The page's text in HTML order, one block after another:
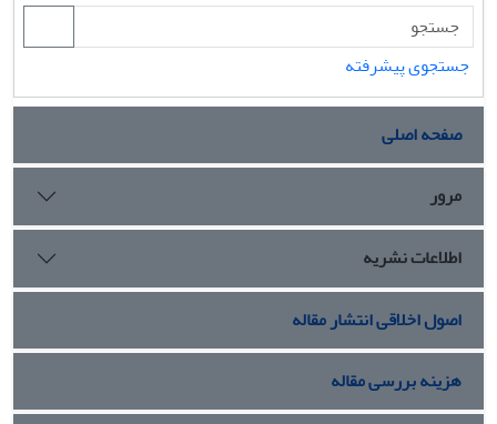
جستجوی پیشرفته
صفحه اصلی
مرور
اطلاعات نشریه
اصول اخلاقی انتشار مقاله
هزینه بررسی مقاله